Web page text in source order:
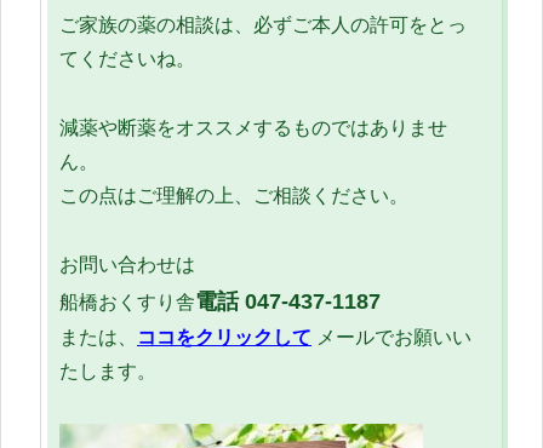
ご家族の薬の相談は、必ずご本人の許可をとっ
てくださいね。
減薬や断薬をオススメするものではありませ
ん。
この点はご理解の上、ご相談ください。
お問い合わせは
船橋おくすり舎電話047-437-1187
または、 ココをクリックして メールでお願いい
たします。